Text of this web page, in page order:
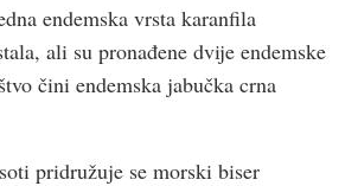
endemska vrsta karanfila
ali su pronađene dvije endemske
čini endemska jabučka crna
pridružuje se morski biser